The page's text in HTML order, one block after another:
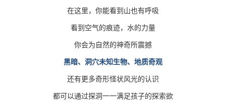
在这里，你能看到山也有呼吸
看到空气的痕迹，水的力量
你会为自然的神奇所震撼
黑暗、洞穴未知生物、地质奇观
还有更多奇形怪状风光的认识
都可以通过探洞一一满足孩子的探索欲